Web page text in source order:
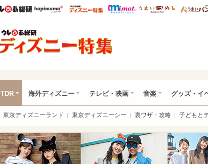
ウレぴあ総研ハピママ* ウレぴあ総研 ディズニー特集
mimot. うまいめ
TDR 海外ディズニー テレビ・映画 音楽 グッズ・イ
東京ディズニーランド 東京ディズニーシー 裏ワザ・攻略 子どもと